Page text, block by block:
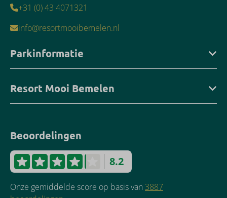
+31 (0) 43 4071321
info@resortmooibemelen.nl
Parkinformatie
Resort Mooi Bemelen
Beoordelingen
8.2
Onze gemiddelde score op basis van 3887